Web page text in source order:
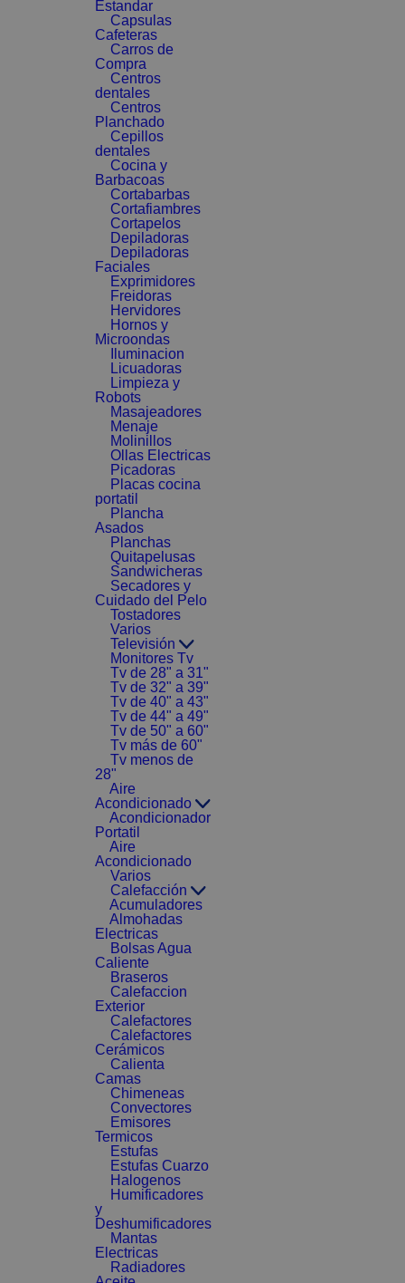
Estandar
Capsulas
Cafeteras
Carros de
Compra
Centros
dentales
Centros
Planchado
Cepillos
dentales
Cocina y
Barbacoas
Cortabarbas
Cortafiambres
Cortapelos
Depiladoras
Depiladoras
Faciales
Exprimidores
Freidoras
Hervidores
Hornos y
Microondas
Iluminacion
Licuadoras
Limpieza y
Robots
Masajeadores
Menaje
Molinillos
Ollas Electricas
Picadoras
Placas cocina
portatil
Plancha
Asados
Planchas
Quitapelusas
Sandwicheras
Secadores y
Cuidado del Pelo
Tostadores
Varios
Televisión
Monitores Tv
Tv de 28" a 31"
Tv de 32" a 39"
Tv de 40" a 43"
Tv de 44" a 49"
Tv de 50" a 60"
Tv más de 60"
Tv menos de
28"
Aire
Acondicionado
Acondicionador
Portatil
Aire
Acondicionado
Varios
Calefacción
Acumuladores
Almohadas
Electricas
Bolsas Agua
Caliente
Braseros
Calefaccion
Exterior
Calefactores
Calefactores
Cerámicos
Calienta
Camas
Chimeneas
Convectores
Emisores
Termicos
Estufas
Estufas Cuarzo
Halogenos
Humificadores
y
Deshumificadores
Mantas
Electricas
Radiadores